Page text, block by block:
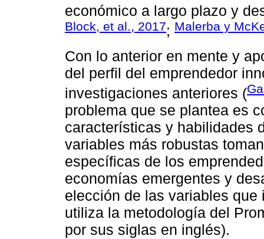
económico a largo plazo y
Block, et al., 2017; Malerba y
Con lo anterior en mente y
del perfil del emprendedor
investigaciones anteriores (
problema que se plantea es
características y habilidades
variables más robustas
específicas de los
economías emergentes y
elección de las variables
utiliza la metodología del
por sus siglas en inglés).